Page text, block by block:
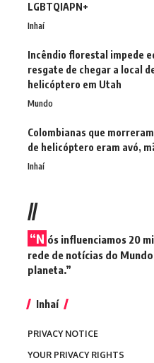
LGBTQIAPN+
Inhaí
Incêndio florestal impede
resgate de chegar a local
helicóptero em Utah
Mundo
Colombianas que
de helicóptero eram avó,
Inhaí
//
“N ós influenciamos 20
rede de notícias do
planeta.”
Inhaí
PRIVACY NOTICE
YOUR PRIVACY RIGHTS